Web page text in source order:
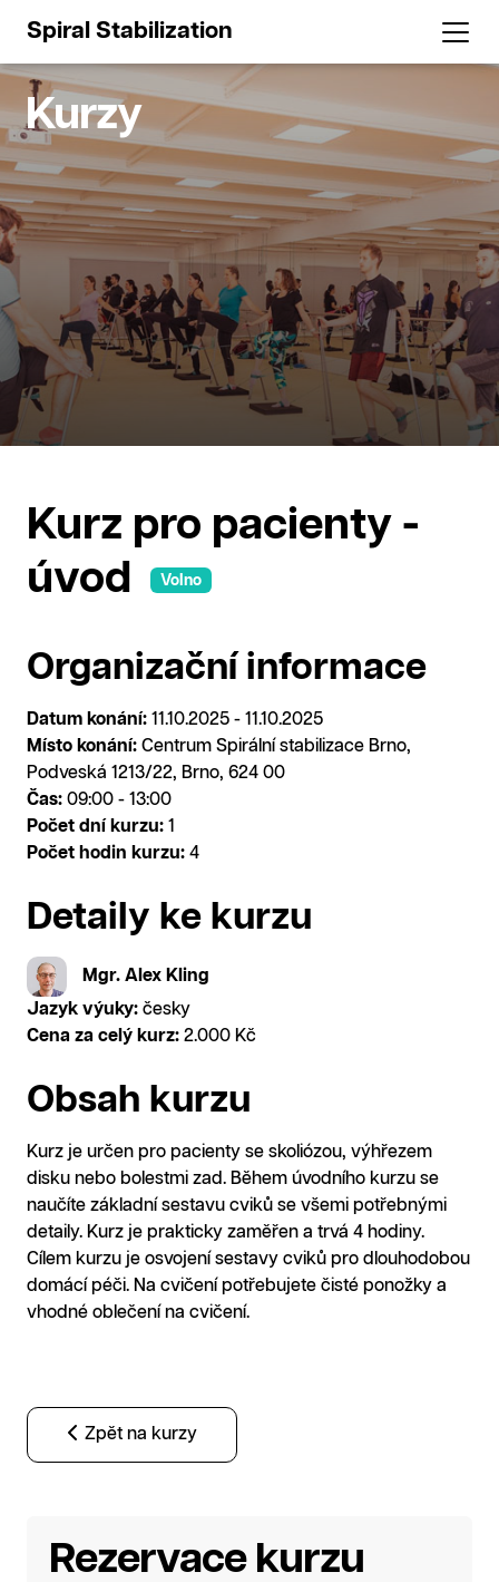
Spiral Stabilization
Kurzy
Kurz pro pacienty -
úvod
Volno
Organizační informace
Datum konání: 11.10.2025 - 11.10.2025
Místo konání: Centrum Spirální stabilizace Brno,
Podveská 1213/22, Brno, 624 00
Čas: 09:00 - 13:00
Počet dní kurzu: 1
Počet hodin kurzu: 4
Detaily ke kurzu
Mgr. Alex Kling
Jazyk výuky: česky
Cena za celý kurz: 2.000 Kč
Obsah kurzu
Kurz je určen pro pacienty se skoliózou, výhřezem
disku nebo bolestmi zad. Během úvodního kurzu se
naučíte základní sestavu cviků se všemi potřebnými
detaily. Kurz je prakticky zaměřen a trvá 4 hodiny.
Cílem kurzu je osvojení sestavy cviků pro dlouhodobou
domácí péči. Na cvičení potřebujete čisté ponožky a
vhodné oblečení na cvičení.
Zpět na kurzy
Rezervace kurzu